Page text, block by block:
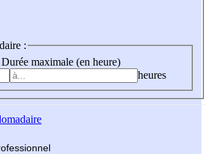
:
Durée maximale (en heure)
heures
fessionnel